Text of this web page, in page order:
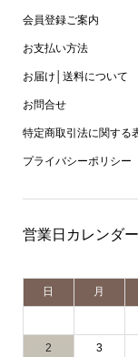
会員登録ご案内
お支払い方法
お届け│送料について
お問合せ
特定商取引法に関する
プライバシーポリシー
営業日カレンダー
日
月
2 3